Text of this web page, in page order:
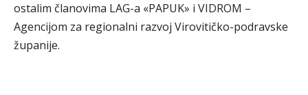
ostalim članovima LAG-a «PAPUK» i VIDROM –
Agencijom za regionalni razvoj Virovitičko-podravske
županije.